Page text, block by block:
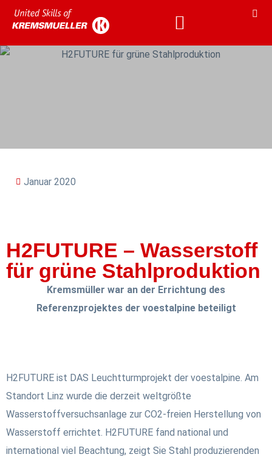
Januar 2020
H2FUTURE – Wasserstoff
für grüne Stahlproduktion
Kremsmüller war an der Errichtung des
Referenzprojektes der voestalpine beteiligt
H2FUTURE ist DAS Leuchtturmprojekt der voestalpine. Am
Standort Linz wurde die derzeit weltgrößte
Wasserstoffversuchsanlage zur CO2-freien Herstellung von
Wasserstoff errichtet. H2FUTURE fand national und
international viel Beachtung, zeigt Sie Stahl produzierenden